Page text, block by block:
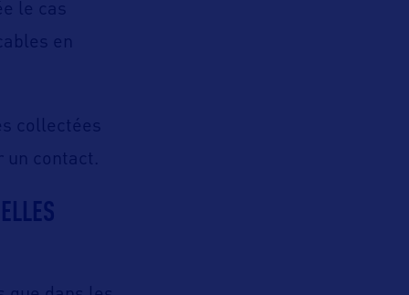
le cas
en
collectées
un contact.